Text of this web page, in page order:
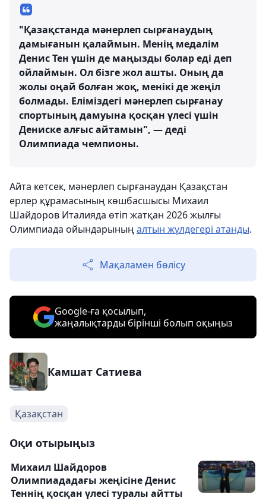
"Қазақстанда мәнерлеп сырғанаудың
дамығанын қалаймын. Менің медалім
Денис Тен үшін де маңызды болар еді деп
ойлаймын. Ол бізге жол ашты. Оның да
жолы оңай болған жоқ, менікі де жеңіл
болмады. Еліміздегі мәнерлеп сырғанау
спортының дамуына қосқан үлесі үшін
Дениске алғыс айтамын", — деді
Олимпиада чемпионы.
Айта кетсек, мәнерлеп сырғанаудан Қазақстан
ерлер құрамасының көшбасшысы Михаил
Шайдоров Италияда өтіп жатқан 2026 жылғы
Олимпиада ойындарының алтын жүлдегері атанды.
Мақаламен бөлісу
Google-ға қосылып,
жаңалықтарды бірінші болып оқыңыз
Камшат Сатиева
Қазақстан
Оқи отырыңыз
Михаил Шайдоров
Олимпиададағы жеңісіне Денис
Теннің қосқан үлесі туралы айтты